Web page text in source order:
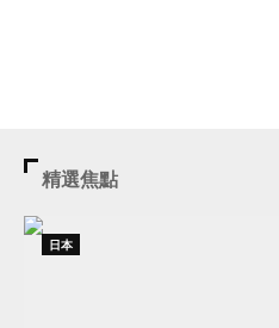
精選焦點
日本